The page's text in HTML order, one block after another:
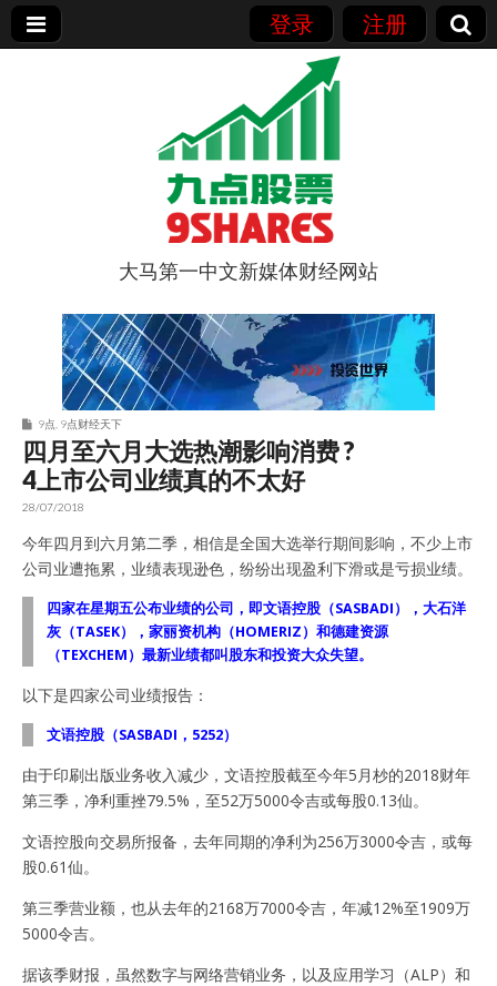
登录 注册
9点股票
大马第一中文新媒体财经网站
9点 9点财经天下
四月至六月大选热潮影响消费 ?
4上市公司业绩真的不太好
28/07/2018
今年四月到六月第二季，相信是全国大选举行期间影响，不少上市
公司业遭拖累，业绩表现逊色，纷纷出现盈利下滑或是亏损业绩。
四家在星期五公布业绩的公司，即文语控股（SASBADI），大石洋
灰（TASEK），家丽资机构（HOMERIZ）和德建资源
（TEXCHEM）最新业绩都叫股东和投资大众失望。
以下是四家公司业绩报告：
文语控股（SASBADI，5252）
由于印刷出版业务收入减少，文语控股截至今年5月杪的2018财年
第三季，净利重挫79.5%，至52万5000令吉或每股0.13仙。
文语控股向交易所报备，去年同期的净利为256万3000令吉，或每
股0.61仙。
第三季营业额，也从去年的2168万7000令吉，年减12%至1909万
5000令吉。
据该季财报，虽然数字与网络营销业务，以及应用学习（ALP）和